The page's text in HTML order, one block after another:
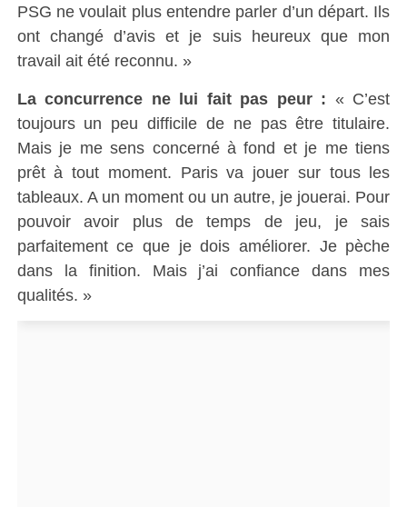
PSG ne voulait plus entendre parler d’un départ. Ils
ont changé d’avis et je suis heureux que mon
travail ait été reconnu. »
La concurrence ne lui fait pas peur : « C’est
toujours un peu difficile de ne pas être titulaire.
Mais je me sens concerné à fond et je me tiens
prêt à tout moment. Paris va jouer sur tous les
tableaux. A un moment ou un autre, je jouerai. Pour
pouvoir avoir plus de temps de jeu, je sais
parfaitement ce que je dois améliorer. Je pèche
dans la finition. Mais j’ai confiance dans mes
qualités. »